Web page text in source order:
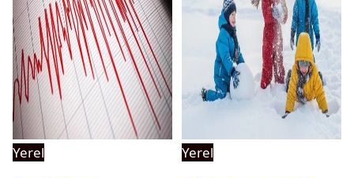
Yerel
Yerel